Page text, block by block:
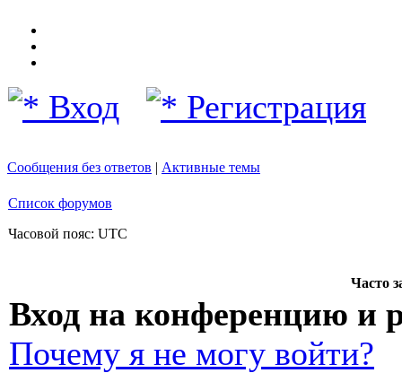
Вход Регистрация
Сообщения без ответов | Активные темы
Список форумов
Часовой пояс: UTC
Часто
Вход на конференцию и
Почему я не могу войти?